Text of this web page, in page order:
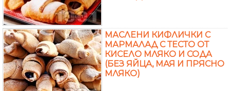
МАСЛЕНИ КИФЛИЧКИ С
МАРМАЛАД С ТЕСТО ОТ
КИСЕЛО МЛЯКО И СОДА
(БЕЗ ЯЙЦА, МАЯ И ПРЯСНО
МЛЯКО)